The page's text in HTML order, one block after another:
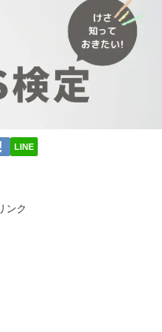
LINE
ンク